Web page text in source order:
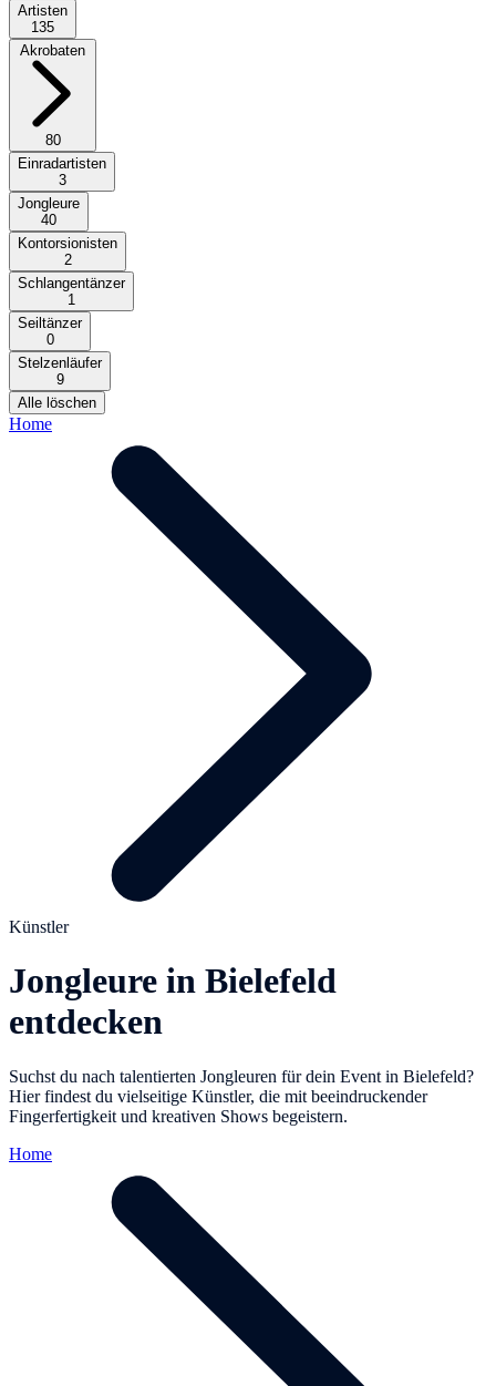
Artisten
135
80
Einradartisten
3
Jongleure
40
Kontorsionisten
2
Schlangentänzer
1
Seiltänzer
0
Stelzenläufer
9
Alle löschen
Home
Künstler
Jongleure in Bielefeld
entdecken
Suchst du nach talentierten Jongleuren für dein Event in Bielefeld?
Hier findest du vielseitige Künstler, die mit beeindruckender
Fingerfertigkeit und kreativen Shows begeistern.
Home